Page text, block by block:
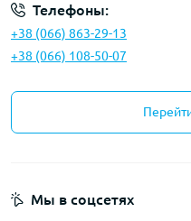
Телефоны:
+38 (066) 863-29-13
+38 (066) 108-50-07
Мы в соцсетях